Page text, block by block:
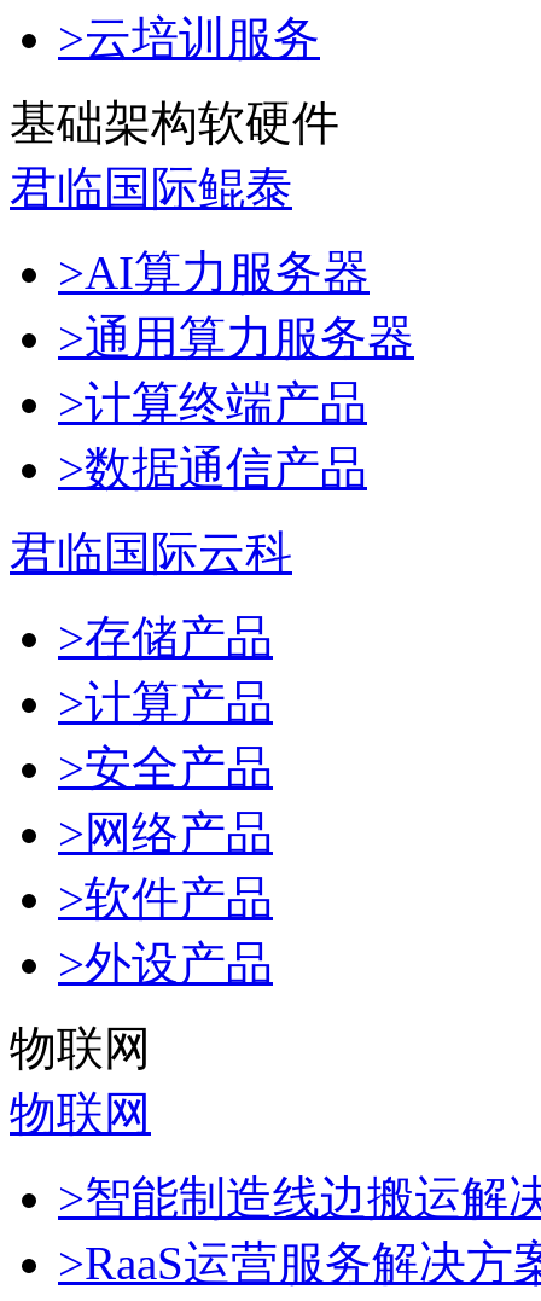
>云培训服务
基础架构软硬件
君临国际鲲泰
>AI算力服务器
>通用算力服务器
>计算终端产品
>数据通信产品
君临国际云科
>存储产品
>计算产品
>安全产品
>网络产品
>软件产品
>外设产品
物联网
物联网
>智能制造线边搬运解
>RaaS运营服务解决方